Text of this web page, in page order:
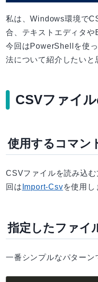
私は、Windows環境で
合、テキストエディタや
今回はPowerShellを使
法について紹介したいと
CSVファイ
使用するコマン
CSVファイルを読み込
回は Import-Csvを使用し
指定したファイ
一番シンプルなパターン